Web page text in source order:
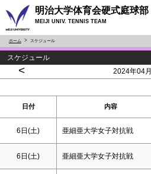
明治大学体育会硬式庭球部
MEIJI UNIV. TENNIS TEAM
ホーム スケジュール
スケジュール
< 2024年04月
日付 内容
6日(土) 亜細亜大学女子対抗戦
6日(土) 亜細亜大学女子対抗戦